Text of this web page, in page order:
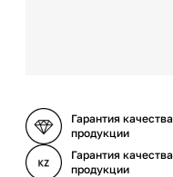
Гарантия качества
продукции
Гарантия качества
продукции